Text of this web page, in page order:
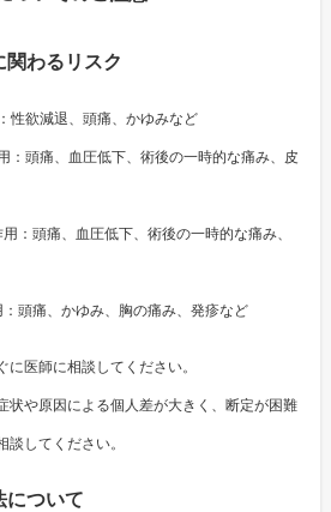
わるリスク
性欲減退、頭痛、かゆみなど
：頭痛、血圧低下、術後の一時的な痛み、皮
：頭痛、血圧低下、術後の一時的な痛み、
：頭痛、かゆみ、胸の痛み、発疹など
医師に相談してください。
状や原因による個人差が大きく、断定が困難
してください。
について